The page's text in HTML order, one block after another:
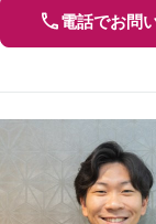
電話でお問